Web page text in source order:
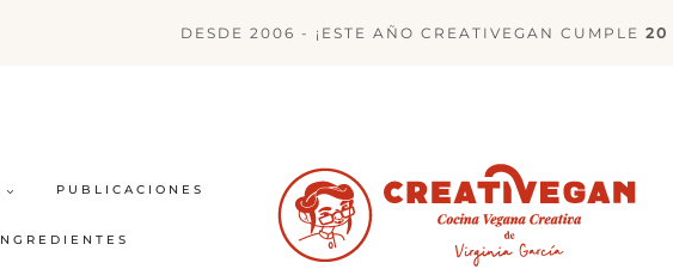
DESDE 2006 - ¡ESTE AÑO CREATIVEGAN CUMPLE 20
PUBLICACIONES